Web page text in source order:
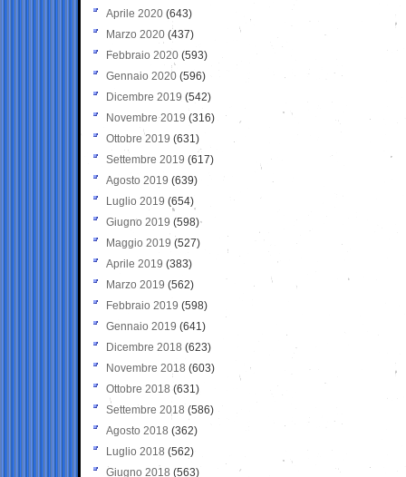
Aprile 2020 (643)
Marzo 2020 (437)
Febbraio 2020 (593)
Gennaio 2020 (596)
Dicembre 2019 (542)
Novembre 2019 (316)
Ottobre 2019 (631)
Settembre 2019 (617)
Agosto 2019 (639)
Luglio 2019 (654)
Giugno 2019 (598)
Maggio 2019 (527)
Aprile 2019 (383)
Marzo 2019 (562)
Febbraio 2019 (598)
Gennaio 2019 (641)
Dicembre 2018 (623)
Novembre 2018 (603)
Ottobre 2018 (631)
Settembre 2018 (586)
Agosto 2018 (362)
Luglio 2018 (562)
Giugno 2018 (563)